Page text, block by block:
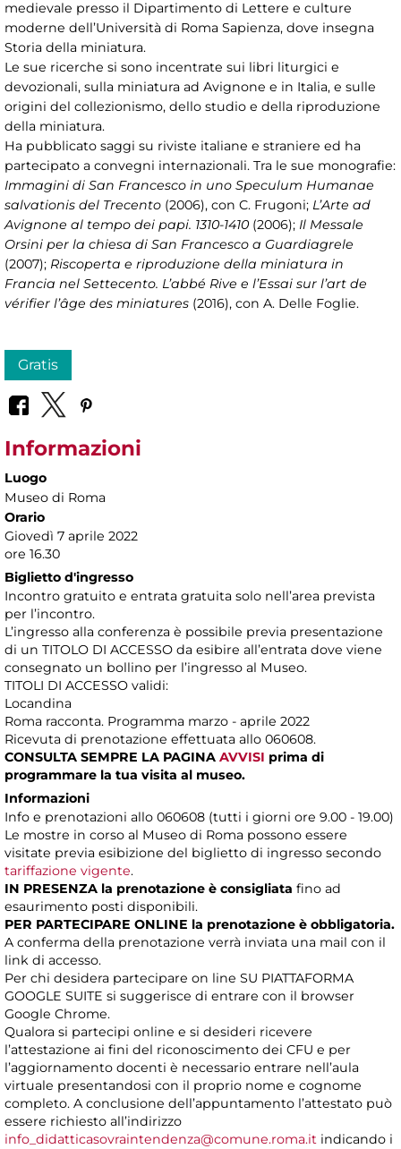
medievale presso il Dipartimento di Lettere e culture
moderne dell’Università di Roma Sapienza, dove insegna
Storia della miniatura.
Le sue ricerche si sono incentrate sui libri liturgici e
devozionali, sulla miniatura ad Avignone e in Italia, e sulle
origini del collezionismo, dello studio e della riproduzione
della miniatura.
Ha pubblicato saggi su riviste italiane e straniere ed ha
partecipato a convegni internazionali. Tra le sue monografie:
Immagini di San Francesco in uno Speculum Humanae
salvationis del Trecento (2006), con C. Frugoni; L’Arte ad
Avignone al tempo dei papi. 1310-1410 (2006); Il Messale
Orsini per la chiesa di San Francesco a Guardiagrele
(2007); Riscoperta e riproduzione della miniatura in
Francia nel Settecento. L’abbé Rive e l’Essai sur l’art de
vérifier l’âge des miniatures (2016), con A. Delle Foglie.
Gratis
Informazioni
Luogo
Museo di Roma
Orario
Giovedì 7 aprile 2022
ore 16.30
Biglietto d'ingresso
Incontro gratuito e entrata gratuita solo nell’area prevista
per l’incontro.
L’ingresso alla conferenza è possibile previa presentazione
di un TITOLO DI ACCESSO da esibire all’entrata dove viene
consegnato un bollino per l’ingresso al Museo.
TITOLI DI ACCESSO validi:
Locandina
Roma racconta. Programma marzo - aprile 2022
Ricevuta di prenotazione effettuata allo 060608.
CONSULTA SEMPRE LA PAGINA AVVISI prima di
programmare la tua visita al museo.
Informazioni
Info e prenotazioni allo 060608 (tutti i giorni ore 9.00 - 19.00)
Le mostre in corso al Museo di Roma possono essere
visitate previa esibizione del biglietto di ingresso secondo
tariffazione vigente.
IN PRESENZA la prenotazione è consigliata fino ad
esaurimento posti disponibili.
PER PARTECIPARE ONLINE la prenotazione è obbligatoria.
A conferma della prenotazione verrà inviata una mail con il
link di accesso.
Per chi desidera partecipare on line SU PIATTAFORMA
GOOGLE SUITE si suggerisce di entrare con il browser
Google Chrome.
Qualora si partecipi online e si desideri ricevere
l’attestazione ai fini del riconoscimento dei CFU e per
l’aggiornamento docenti è necessario entrare nell’aula
virtuale presentandosi con il proprio nome e cognome
completo. A conclusione dell’appuntamento l’attestato può
essere richiesto all’indirizzo
info_didatticasovraintendenza@comune.roma.it indicando i